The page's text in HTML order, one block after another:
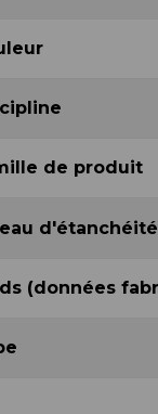
de produit
d'étanchéité
(données